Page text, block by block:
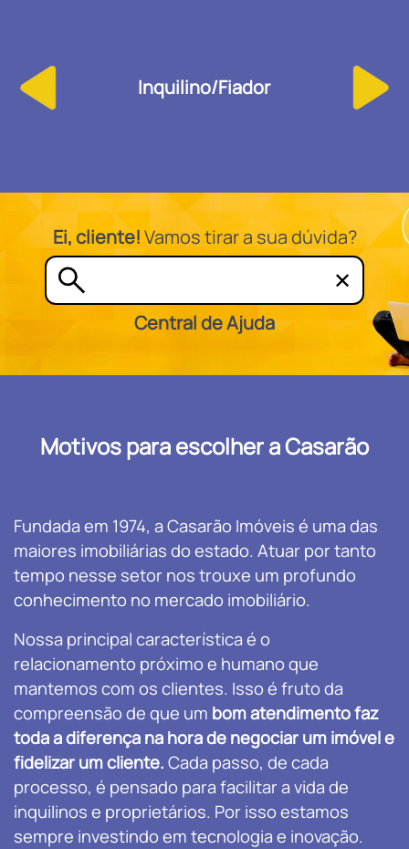
Inquilino/Fiador
Ei, cliente!Vamos tirar a sua dúvida?
✕
Central de Ajuda
Motivos para escolher a Casarão
Fundada em 1974, a Casarão Imóveis é uma das
maiores imobiliárias do estado. Atuar por tanto
tempo nesse setor nos trouxe um profundo
conhecimento no mercado imobiliário.
Nossa principal característica é o
relacionamento próximo e humano que
mantemos com os clientes. Isso é fruto da
compreensão de que um bom atendimento faz
toda a diferença na hora de negociar um imóvel e
fidelizar um cliente.Cada passo, de cada
processo, é pensado para facilitar a vida de
inquilinos e proprietários. Por isso estamos
sempre investindo em tecnologia e inovação.